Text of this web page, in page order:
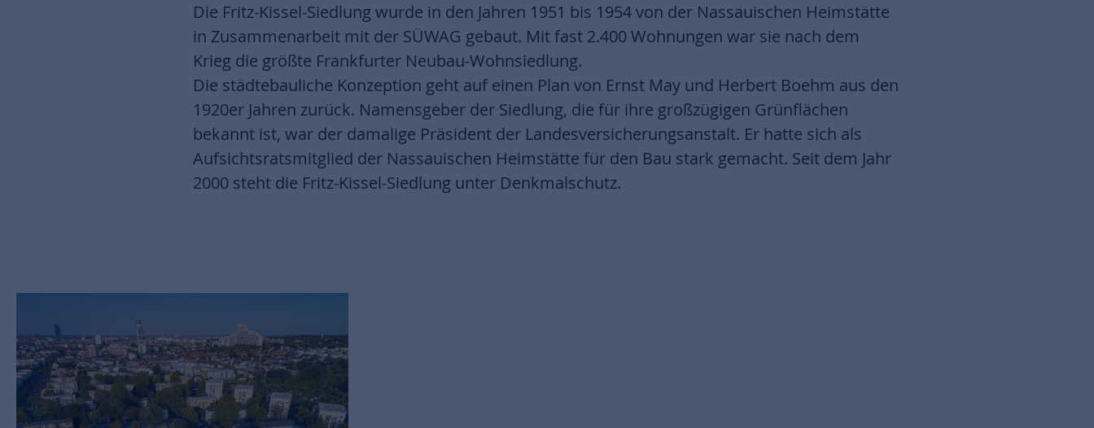
Die Fritz-Kissel-Siedlung wurde in den Jahren 1951 bis 1954 von der Nassauischen Heimstätte
in Zusammenarbeit mit der SÜWAG gebaut. Mit fast 2.400 Wohnungen war sie nach dem
Krieg die größte Frankfurter Neubau-Wohnsiedlung.
Die städtebauliche Konzeption geht auf einen Plan von Ernst May und Herbert Boehm aus den
1920er Jahren zurück. Namensgeber der Siedlung, die für ihre großzügigen Grünflächen
bekannt ist, war der damalige Präsident der Landesversicherungsanstalt. Er hatte sich als
Aufsichtsratsmitglied der Nassauischen Heimstätte für den Bau stark gemacht. Seit dem Jahr
2000 steht die Fritz-Kissel-Siedlung unter Denkmalschutz.